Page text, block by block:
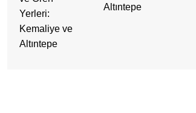
Altıntepe